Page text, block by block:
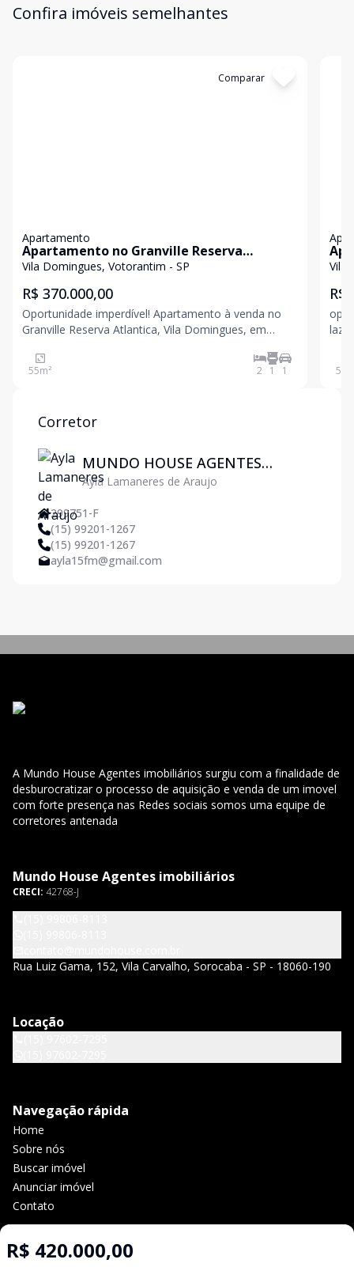
Confira imóveis semelhantes
Comparar
Apartamento
Apartamento no Granville Reserva
Atlantica
Vila Domingues, Votorantim - SP
R$ 370.000,00
Oportunidade imperdível! Apartamento à venda no
Granville Reserva Atlantica, Vila Domingues, em
imóvel possui 2 dormitórios, 1 banheiro social e 1
vaga de estacionamento. Além disso, conta com
55m² 2 1 1
Vila
R$
55
Corretor
MUNDO HOUSE AGENTES
IMOBILIÁRIOS
Ayla Lamaneres de Araujo
299751-F
(15) 99201-1267
(15) 99201-1267
ayla15fm@gmail.com
R$ 420.000,00
A Mundo House Agentes imobiliários surgiu com a finalidade de
desburocratizar o processo de aquisição e venda de um imovel
com forte presença nas Redes sociais somos uma equipe de
corretores antenada
Mundo House Agentes imobiliários
CRECI: 42768-J
Rua Luiz Gama, 152, Vila Carvalho, Sorocaba - SP - 18060-190
Locação
Navegação rápida
Home
Sobre nós
Buscar imóvel
Anunciar imóvel
Contato